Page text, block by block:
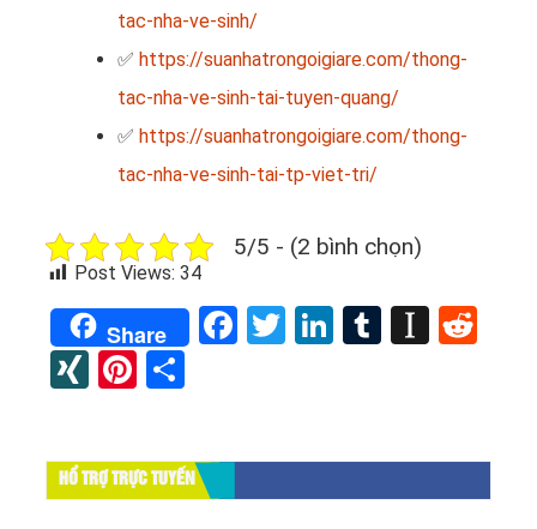
tac-nha-ve-sinh/
✅ https://suanhatrongoigiare.com/thong-
tac-nha-ve-sinh-tai-tuyen-quang/
✅ https://suanhatrongoigiare.com/thong-
tac-nha-ve-sinh-tai-tp-viet-tri/
5/5 - (2 bình chọn)
Post Views: 34
Share Facebook
TwitterLinkedIn
Tumblr
XINGPinterest
HỔ TRỢ TRỰC TUYẾN